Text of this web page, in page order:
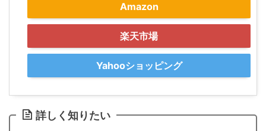
Amazon
楽天市場
Yahooショッピング
詳しく知りたい